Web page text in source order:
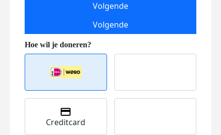
Volgende
Volgende
Creditcard